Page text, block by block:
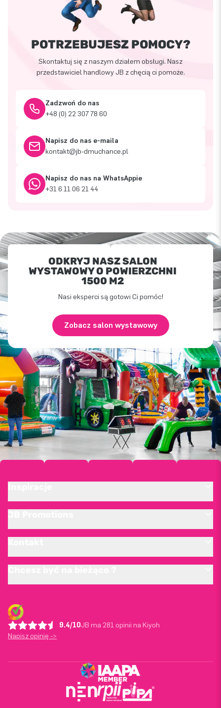
POTRZEBUJESZ POMOCY?
Skontaktuj się z naszym działem obsługi. Nasz
przedstawiciel handlowy JB z chęcią ci pomoże.
Zadzwoń do nas
+48 (0) 22 307 78 60
Napisz do nas e-maila
kontakt@jb-dmuchance.pl
Napisz do nas na WhatsAppie
+31 6 11 06 21 44
ODKRYJ NASZ SALON
WYSTAWOWY O POWIERZCHNI
1500 M2
Nasi eksperci są gotowi Ci pomóc!
Zobacz salon wystawowy
9.4/10JB ma 281 opinii na Kiyoh
Napisz opinię ->